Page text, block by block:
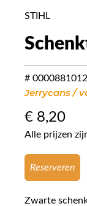
STIHL
#
Jerrycans /
€ 8,20
Alle prijzen
Reserveren
Zwarte